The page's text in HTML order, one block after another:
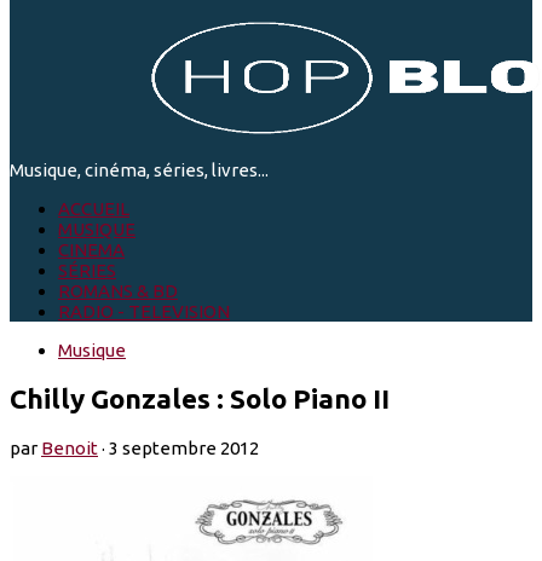
Musique, cinéma, séries, livres...
ACCUEIL
MUSIQUE
CINEMA
SÉRIES
ROMANS & BD
RADIO - TELEVISION
Musique
Chilly Gonzales : Solo Piano II
parBenoit· 3 septembre 2012